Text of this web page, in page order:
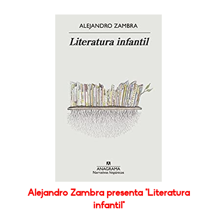
Alejandro Zambra presenta "Literatura
infantil"